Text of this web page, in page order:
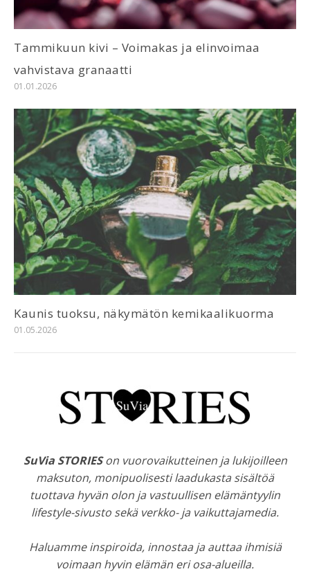
Tammikuun kivi – Voimakas ja elinvoimaa
vahvistava granaatti
01.01.2026
Kaunis tuoksu, näkymätön kemikaalikuorma
01.05.2026
SuVia STORIESon vuorovaikutteinen ja lukijoilleen
maksuton, monipuolisesti laadukasta sisältöä
tuottava hyvän olon ja vastuullisen elämäntyylin
lifestyle-sivusto sekä verkko- ja vaikuttajamedia.
Haluamme inspiroida, innostaa ja auttaa ihmisiä
voimaan hyvin elämän eri osa-alueilla.